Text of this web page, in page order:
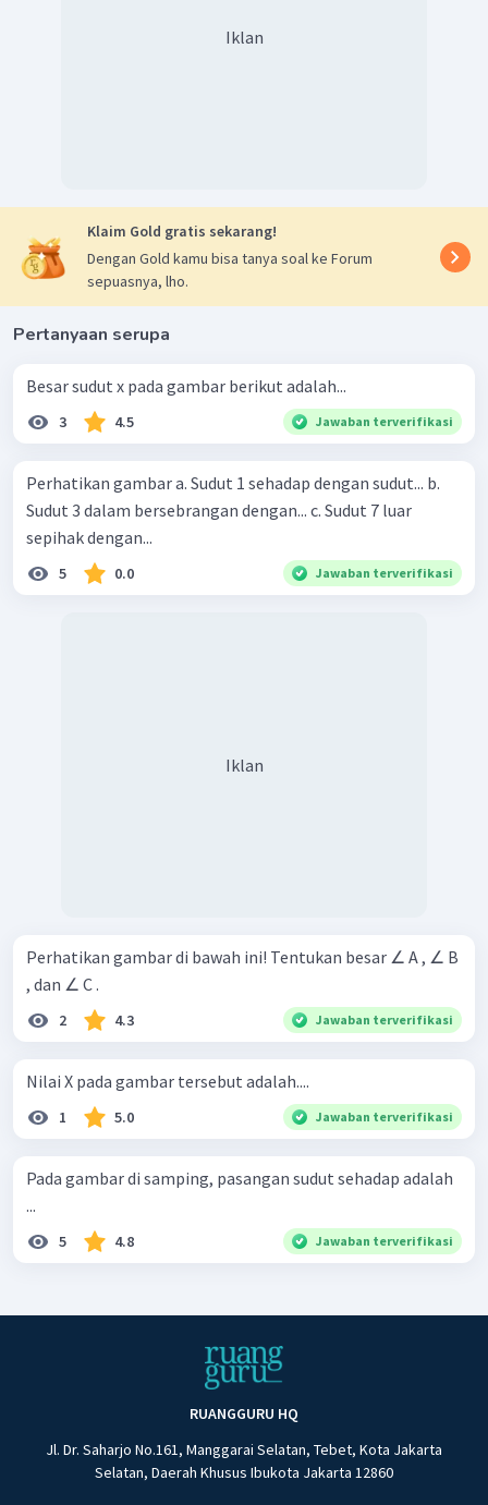
Iklan
Klaim Gold gratis sekarang!
Dengan Gold kamu bisa tanya soal ke Forum
sepuasnya, lho.
Pertanyaan serupa
Besar sudut x pada gambar berikut adalah...
3 4.5 Jawaban terverifikasi
Perhatikan gambar a. Sudut 1 sehadap dengan sudut... b.
Sudut 3 dalam bersebrangan dengan... c. Sudut 7 luar
sepihak dengan...
5 0.0 Jawaban terverifikasi
Iklan
Perhatikan gambar di bawah ini! Tentukan besar ∠ A , ∠ B
, dan ∠ C .
2 4.3 Jawaban terverifikasi
Nilai X pada gambar tersebut adalah....
1 5.0 Jawaban terverifikasi
Pada gambar di samping, pasangan sudut sehadap adalah
...
5 4.8 Jawaban terverifikasi
RUANGGURU HQ
Jl. Dr. Saharjo No.161, Manggarai Selatan, Tebet, Kota Jakarta
Selatan, Daerah Khusus Ibukota Jakarta 12860